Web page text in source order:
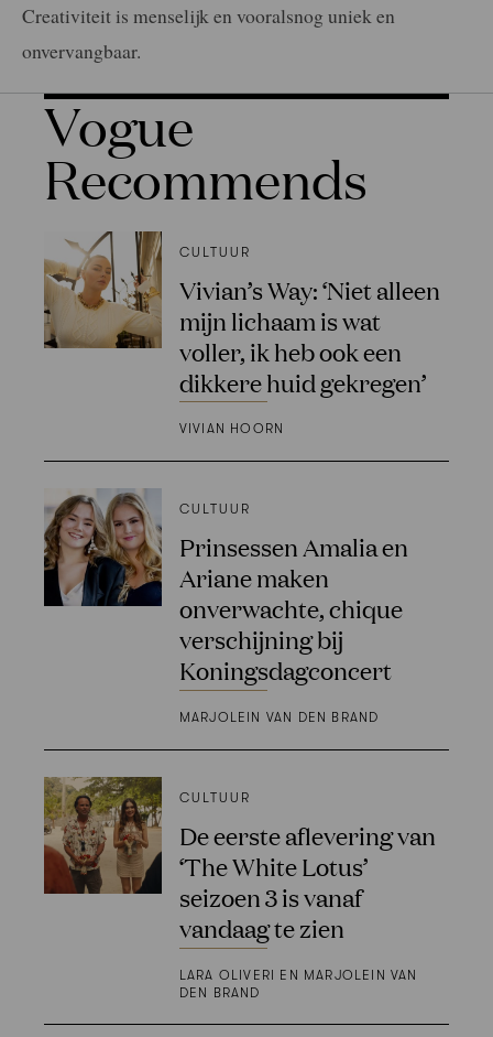
Creativiteit is menselijk en vooralsnog uniek en
onvervangbaar.
Vogue
Recommends
CULTUUR
Vivian’s Way: ‘Niet alleen
mijn lichaam is wat
voller, ik heb ook een
dikkere huid gekregen’
VIVIAN HOORN
CULTUUR
Prinsessen Amalia en
Ariane maken
onverwachte, chique
verschijning bij
Koningsdagconcert
MARJOLEIN VAN DEN BRAND
CULTUUR
De eerste aflevering van
‘The White Lotus’
seizoen 3 is vanaf
vandaag te zien
LARA OLIVERI EN MARJOLEIN VAN
DEN BRAND